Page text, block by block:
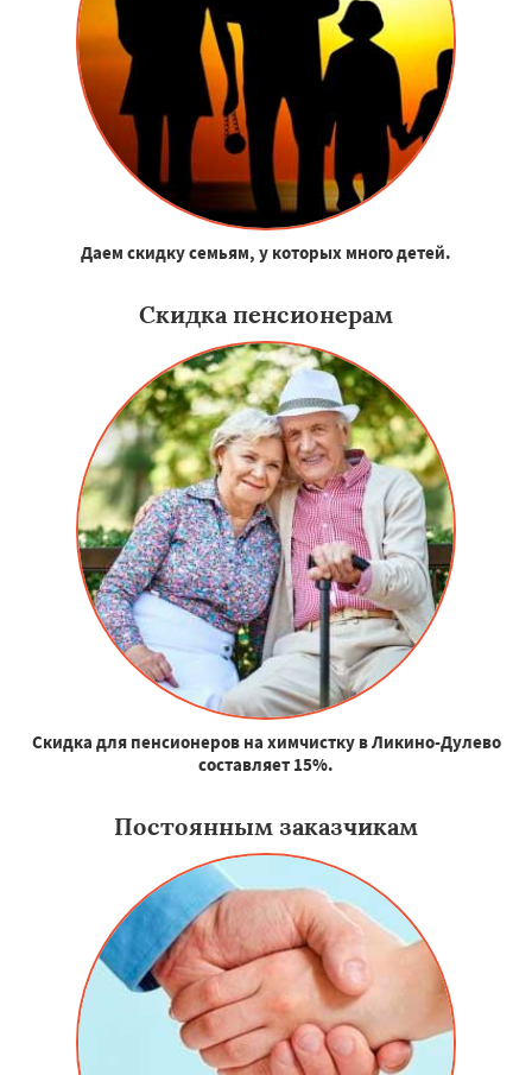
Даем скидку семьям, у которых много детей.
Скидка пенсионерам
Скидка для пенсионеров на химчистку в Ликино-Дулево
составляет 15%.
Постоянным заказчикам